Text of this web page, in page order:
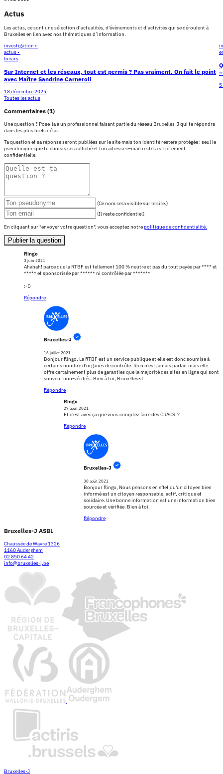
Actus
Les actus, ce sont une sélection d’actualités, d’évènements et d’activités qui se déroulent à
Bruxelles en lien avec nos thématiques d’information.
investigation •
actus •
loisirs
Sur Internet et les réseaux, tout est permis ? Pas vraiment. On fait le point
avec Maître Sandrine Carneroli
18 décembre 2025
Toutes les actus
Commentaires (1)
Une question ? Pose-la à un professionnel faisant partie du réseau Bruxelles-J qui te répondra
dans les plus brefs délai.
Ta question et sa réponse seront publiées sur le site mais ton identité restera protégée : seul le
pseudonyme que tu choisis sera affiché et ton adresse e-mail restera strictement
confidentielle.
(Ce nom sera visible sur le site.)
(Il reste confidentiel)
En cliquant sur "envoyer votre question", vous acceptez notrepolitique de confidentialité.
Publier la question
Ringo
3 juin 2021
Ahahah! parce que la RTBF est tellement 100 % neutre et pas du tout payée par **** et
***** et sponsorisée par ****** ni contrôlée par *******
:-D
Répondre
Bruxelles-J
16 juillet 2021
Bonjour Ringo, La RTBF est un service publique et elle est donc soumise à
certains nombre d'organes de contrôle. Rien n'est jamais parfait mais elle
offre certainement plus de garanties que la majorité des sites en ligne qui sont
souvent non-vérifiés. Bien à toi, Bruxelles-J
Répondre
Ringo
27 août 2021
Et c'est avec ça que vous comptez faire des CRACS ?
Répondre
Bruxelles-J
30 août 2021
Bonjour Ringo, Nous pensons en effet qu'un citoyen bien
informé est un citoyen responsable, actif, critique et
solidaire. Une bonne information est une information bien
sourcée et vérifiée. Bien à toi,
Répondre
Bruxelles-J ASBL
Chaussée de Wavre 1326
1160 Auderghem
02 850 64 42
info@bruxelles-j.be
Bruxelles-J